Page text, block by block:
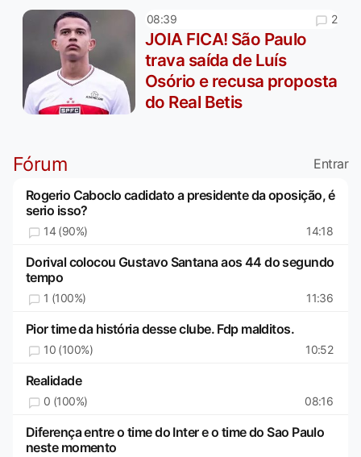
08:39 2
JOIA FICA! São Paulo
trava saída de Luís
Osório e recusa proposta
do Real Betis
Fórum
Entrar
Rogerio Caboclo cadidato a presidente da oposição, é
serio isso?
14 (90%) 14:18
Dorival colocou Gustavo Santana aos 44 do segundo
tempo
1 (100%) 11:36
Pior time da história desse clube. Fdp malditos.
10 (100%) 10:52
Realidade
0 (100%) 08:16
Diferença entre o time do Inter e o time do Sao Paulo
neste momento